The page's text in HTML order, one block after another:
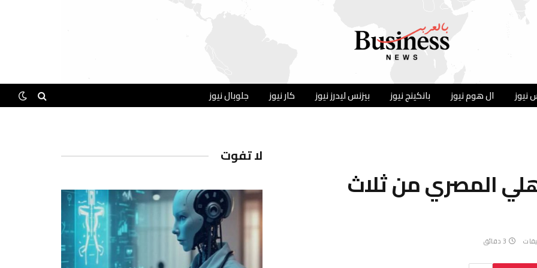
نيوز ال هوم نيوز بانكينج نيوز بيزنس ليدرز نيوز كار نيوز جلوبال نيوز
المصري من ثلاث
3 دقائق
لا تفوت